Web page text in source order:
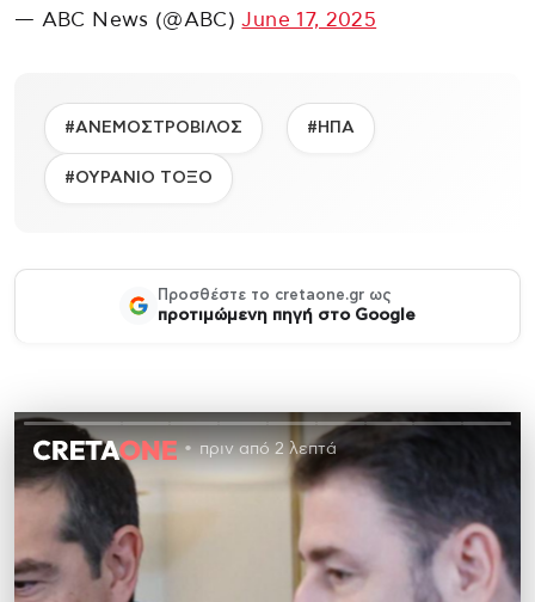
— ABC News (@ABC)June 17, 2025
#ΑΝΕΜΟΣΤΡΟΒΙΛΟΣ #ΗΠΑ
#ΟΥΡΑΝΙΟ ΤΟΞΟ
Προσθέστε το cretaone.gr ως
προτιμώμενη πηγή στο Google
πριν από 2 λεπτά